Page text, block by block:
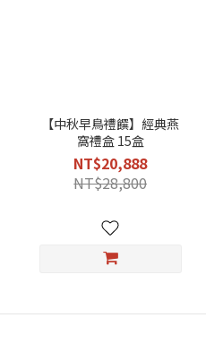
【中秋早鳥禮饌】經典燕
窩禮盒 15盒
NT$20,888
NT$28,800